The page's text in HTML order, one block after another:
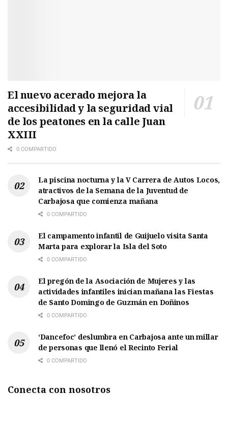
El nuevo acerado mejora la
accesibilidad y la seguridad vial
de los peatones en la calle Juan
XXIII
0 COMPARTIDO
La piscina nocturna y la V Carrera de Autos Locos,
atractivos de la Semana de la Juventud de
Carbajosa que comienza mañana
0 COMPARTIDO
El campamento infantil de Guijuelo visita Santa
Marta para explorar la Isla del Soto
0 COMPARTIDO
El pregón de la Asociación de Mujeres y las
actividades infantiles inician mañana las Fiestas
de Santo Domingo de Guzmán en Doñinos
0 COMPARTIDO
‘Dancefoc’ deslumbra en Carbajosa ante un millar
de personas que llenó el Recinto Ferial
0 COMPARTIDO
Conecta con nosotros